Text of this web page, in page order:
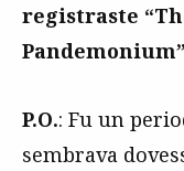
registraste
P.O.: Fu un
sembrava